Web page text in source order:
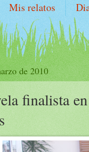
Mis relatos
de 2010
finalista